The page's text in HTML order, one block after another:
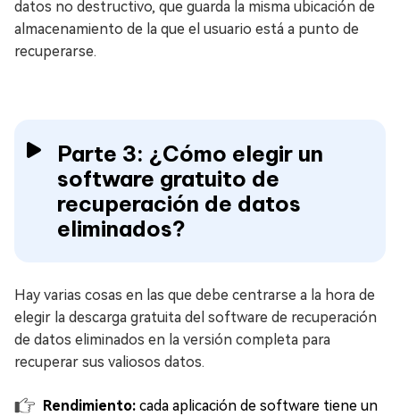
datos no destructivo, que guarda la misma ubicación de
almacenamiento de la que el usuario está a punto de
recuperarse.
Parte 3: ¿Cómo elegir un
software gratuito de
recuperación de datos
eliminados?
Hay varias cosas en las que debe centrarse a la hora de
elegir la descarga gratuita del software de recuperación
de datos eliminados en la versión completa para
recuperar sus valiosos datos.
Rendimiento: cada aplicación de software tiene un